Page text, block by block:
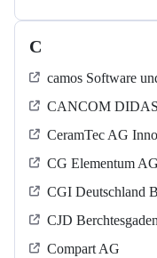
C
camos Software
CANCOM
CeramTec AG
CG Elementum AG
CGI Deutschland
CJD Berchtesgaden
Compart AG